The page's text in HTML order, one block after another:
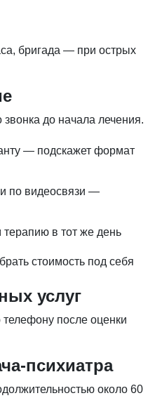
бригада — при острых
до начала лечения.
— подскажет формат
по видеосвязи —
терапию в тот же день
стоимость под себя
услуг
после оценки
психиатра
около 60